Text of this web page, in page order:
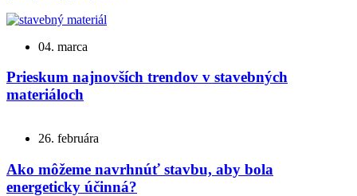
04. marca
Prieskum najnovších trendov v stavebných
materiáloch
26. februára
Ako môžeme navrhnúť stavbu, aby bola
energeticky účinná?